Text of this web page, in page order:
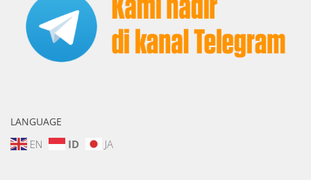
LANGUAGE
EN ID JA